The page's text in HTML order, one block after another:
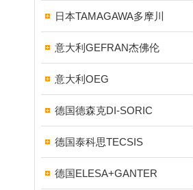
日本TAMAGAWA多摩川
意大利GEFRAN杰佛伦
意大利OEG
德国德森克DI-SORIC
德国泰科思TECSIS
德国ELESA+GANTER